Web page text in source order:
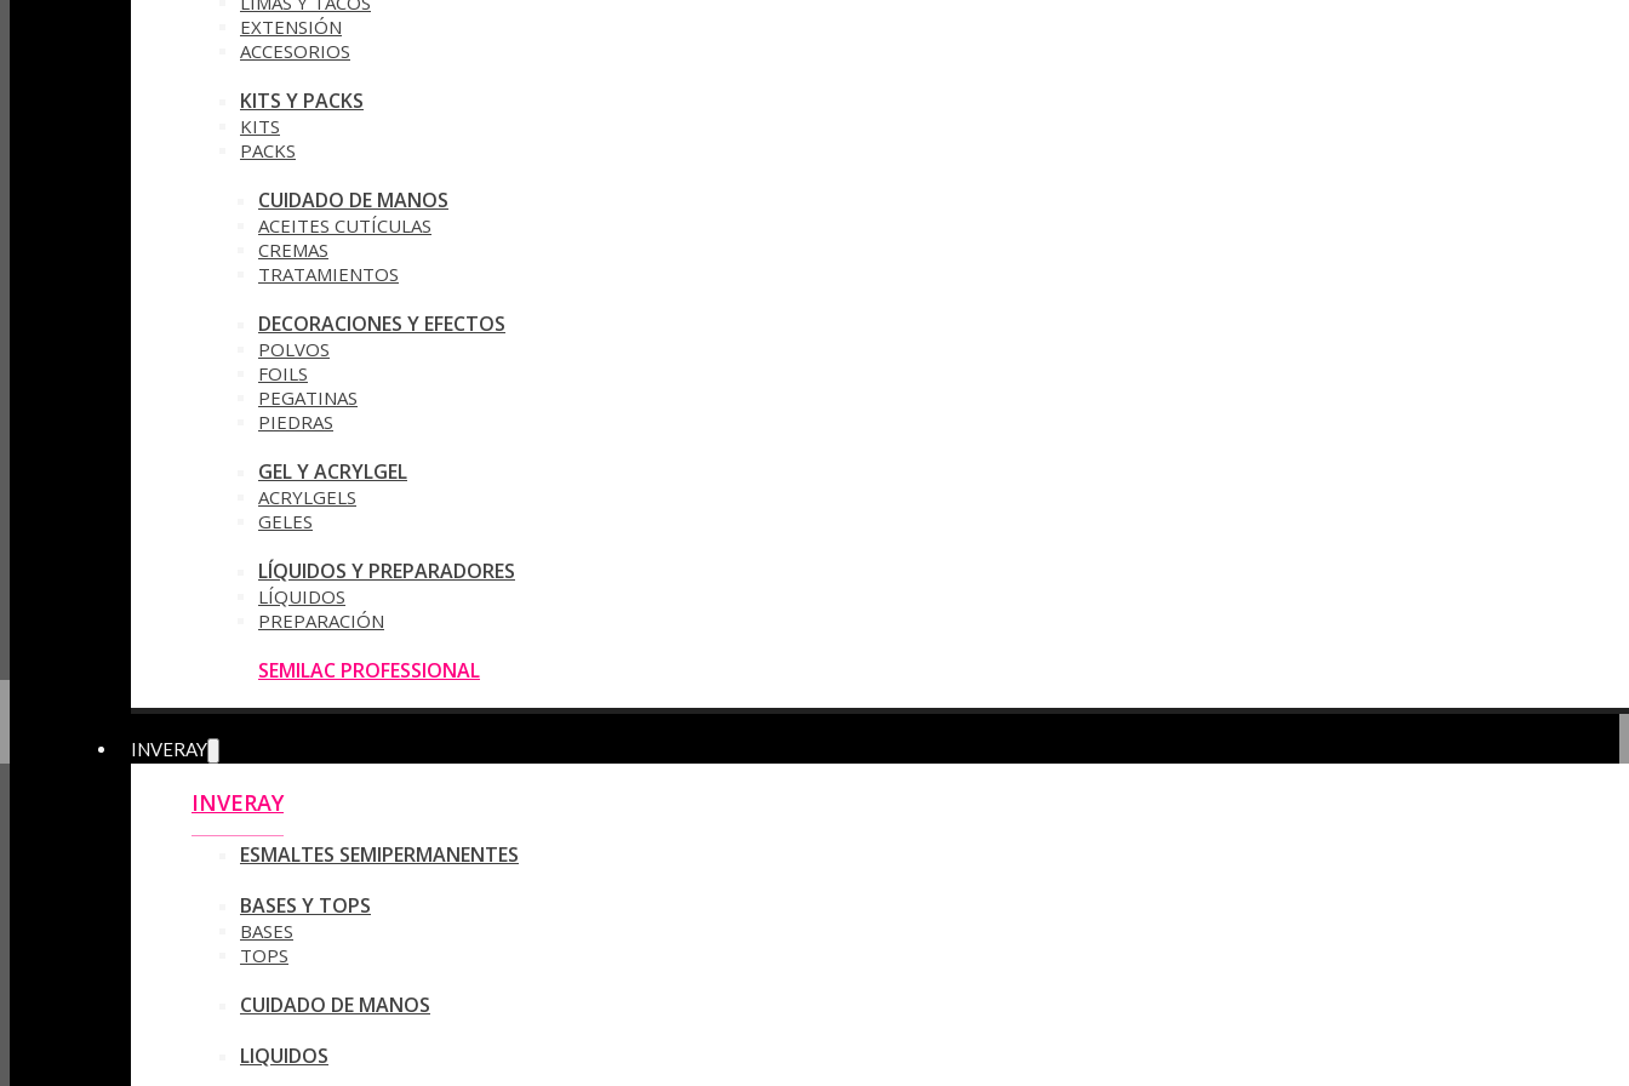
EXTENSIÓN
ACCESORIOS
KITS Y PACKS
KITS
PACKS
CUIDADO DE MANOS
ACEITES CUTÍCULAS
CREMAS
TRATAMIENTOS
DECORACIONES Y EFECTOS
POLVOS
FOILS
PEGATINAS
PIEDRAS
GEL Y ACRYLGEL
ACRYLGELS
GELES
LÍQUIDOS Y PREPARADORES
LÍQUIDOS
PREPARACIÓN
SEMILAC PROFESSIONAL
INVERAY
INVERAY
ESMALTES SEMIPERMANENTES
BASES Y TOPS
BASES
TOPS
CUIDADO DE MANOS
LIQUIDOS